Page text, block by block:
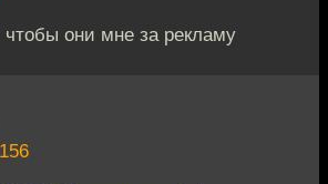
чтобы они мне за рекламу